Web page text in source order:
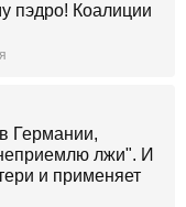
пэдро! Коалиции
Германии,
неприемлю лжи". И
и применяет